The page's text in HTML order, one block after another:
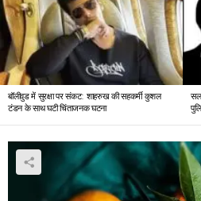
LATEST
STORIES
बॉलीवुड में सुरक्षा पर संकट: शाहरुख की सहकर्मी कुशल
टंडन के साथ घटी चिंताजनक घटना